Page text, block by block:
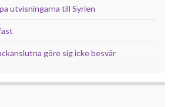
utvisningarna till Syrien
göre sig icke besvär